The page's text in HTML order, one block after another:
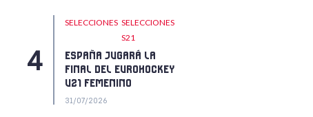
SELECCIONES SELECCIONES
S21
ESPAÑA JUGARÁ LA
FINAL DEL EUROHOCKEY
U21 FEMENINO
31/07/2026